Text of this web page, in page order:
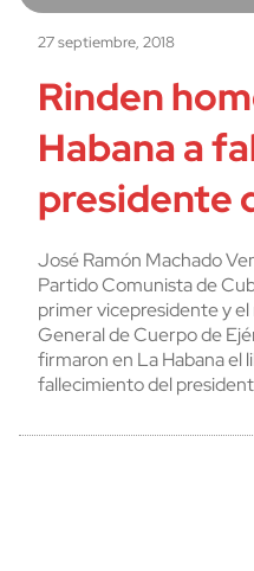
27 septiembre, 2018
Rinden
Habana a
presidente
José Ramón Machado
Partido Comunista de
primer vicepresidente y
General de Cuerpo de
firmaron en La Habana el
fallecimiento del